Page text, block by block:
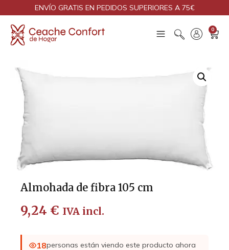
ENVÍO GRATIS EN PEDIDOS SUPERIORES A 75€
0
Almohada de fibra 105 cm
9,24 € IVA incl.
18personas están viendo este producto ahora